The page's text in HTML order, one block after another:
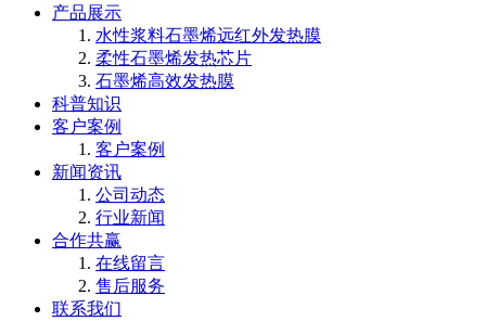
产品展示
水性浆料石墨烯远红外发热膜
柔性石墨烯发热芯片
石墨烯高效发热膜
科普知识
客户案例
客户案例
新闻资讯
公司动态
行业新闻
合作共赢
在线留言
售后服务
联系我们